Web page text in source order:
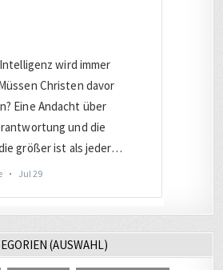
(AUSWAHL)